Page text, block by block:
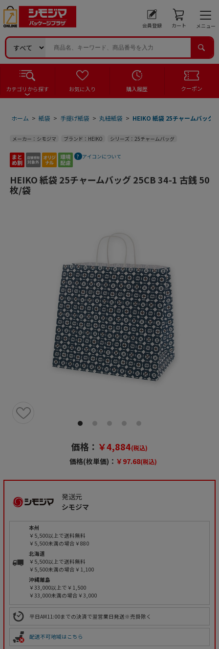
会員登録 カート メニュー
カテゴリから探す お気に入り 購入履歴 クーポン
ホーム > 紙袋 > 手提げ紙袋 > 丸紐紙袋 > HEIKO 紙袋 25チャームバッグ
メーカー：シモジマ ブランド：HEIKO シリーズ：25チャームバッグ
アイコンについて
HEIKO 紙袋 25チャームバッグ 25CB 34-1 古銭 50
枚/袋
価格： ￥4,884(税込)
価格(枚単価)： ￥97.68(税込)
発送元
シモジマ
本州
￥5,500以上で送料無料
￥5,500未満の場合￥880
北海道
￥5,500以上で送料無料
￥5,500未満の場合￥1,100
沖縄離島
￥33,000以上で￥1,500
￥33,000未満の場合￥3,000
平日AM11:00までの決済で翌営業日発送※売掛除く
配送不可地域はこちら